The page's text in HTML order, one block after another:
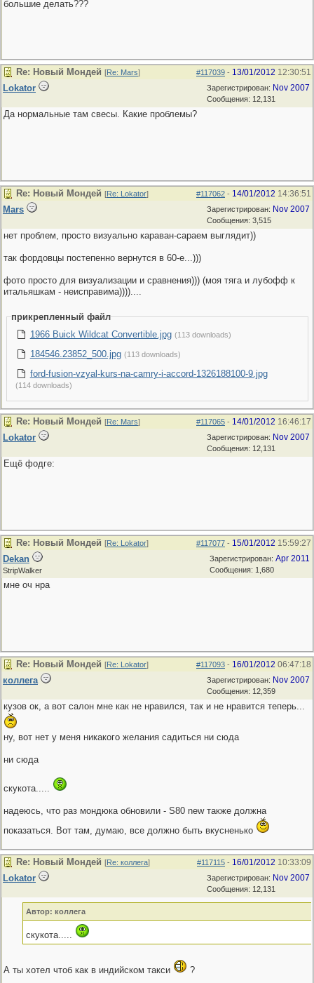
большие делать???
#117039 - 13/01/2012 12:30:51
Re: Новый Мондей [Re: Mars]
Зарегистрирован: Nov 2007
Сообщения: 12,131
Lokator
Да нормальные там свесы. Какие проблемы?
#117062 - 14/01/2012 14:36:51
Re: Новый Мондей [Re: Lokator]
Зарегистрирован: Nov 2007
Сообщения: 3,515
Mars
нет проблем, просто визуально караван-сараем выглядит))
так фордовцы постепенно вернутся в 60-е...)))
фото просто для визуализации и сравнения))) (моя тяга и лубофф к
итальяшкам - неисправима))))....
прикрепленный файл
1966 Buick Wildcat Convertible.jpg (113 downloads)
184546.23852_500.jpg (113 downloads)
ford-fusion-vzyal-kurs-na-camry-i-accord-1326188100-9.jpg
(114 downloads)
#117065 - 14/01/2012 16:46:17
Re: Новый Мондей [Re: Mars]
Зарегистрирован: Nov 2007
Сообщения: 12,131
Lokator
Ещё фодге:
#117077 - 15/01/2012 15:59:27
Re: Новый Мондей [Re: Lokator]
Зарегистрирован: Apr 2011
Сообщения: 1,680
Dekan
StripWalker
мне оч нра
#117093 - 16/01/2012 06:47:18
Re: Новый Мондей [Re: Lokator]
Зарегистрирован: Nov 2007
Сообщения: 12,359
коллега
кузов ок, а вот салон мне как не нравился, так и не нравится теперь...
ну, вот нет у меня никакого желания садиться ни сюда
ни сюда
скукота.....
надеюсь, что раз мондюка обновили - S80 new также должна
показаться. Вот там, думаю, все должно быть вкусненько
#117115 - 16/01/2012 10:33:09
Re: Новый Мондей [Re: коллега]
Зарегистрирован: Nov 2007
Сообщения: 12,131
Lokator
Автор: коллега
скукота.....
А ты хотел чтоб как в индийском такси ?